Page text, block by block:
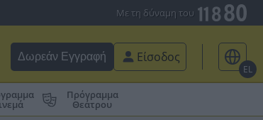
Με τη δύναμη του
Δωρεάν Εγγραφή Είσοδος
EL
Πρόγραμμα
Θεάτρου